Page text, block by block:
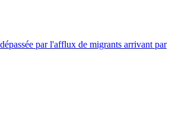
par l'afflux de migrants arrivant par